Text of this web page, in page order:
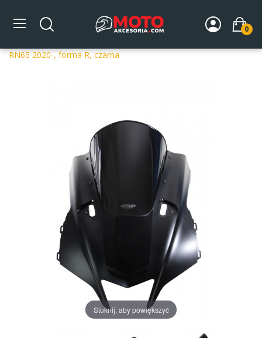
0
Strona główna DLA MOTOCYKLA Szyby
Szyby
RN65 2020-, forma R, czarna
Stuknij, aby powiększyć